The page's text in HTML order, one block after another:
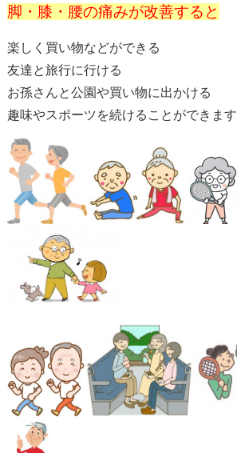
脚・膝・腰の痛みが改善すると
楽しく買い物などができる
友達と旅行に行ける
お孫さんと公園や買い物に出かける
趣味やスポーツを続けることができます